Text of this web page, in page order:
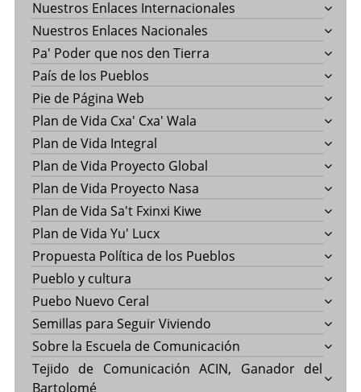
Nuestros Enlaces Internacionales
Nuestros Enlaces Nacionales
Pa' Poder que nos den Tierra
País de los Pueblos
Pie de Página Web
Plan de Vida Cxa' Cxa' Wala
Plan de Vida Integral
Plan de Vida Proyecto Global
Plan de Vida Proyecto Nasa
Plan de Vida Sa't Fxinxi Kiwe
Plan de Vida Yu' Lucx
Propuesta Política de los Pueblos
Pueblo y cultura
Puebo Nuevo Ceral
Semillas para Seguir Viviendo
Sobre la Escuela de Comunicación
Tejido de Comunicación ACIN, Ganador del
Bartolomé